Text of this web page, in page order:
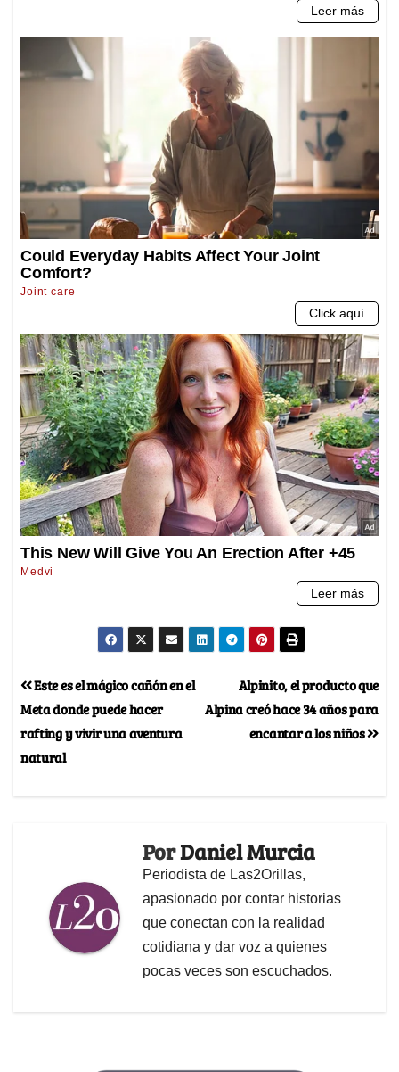
Alpinito, el producto que
Alpina creó hace 34 años para
encantar a los niños
Este es el mágico cañón en el
Meta donde puede hacer
rafting y vivir una aventura
natural
PorDaniel Murcia
Periodista de Las2Orillas,
apasionado por contar historias
que conectan con la realidad
cotidiana y dar voz a quienes
pocas veces son escuchados.